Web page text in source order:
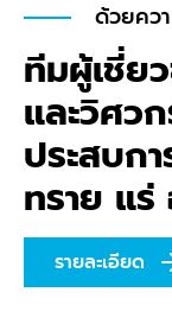
Green
ต้นแบบเ
ชุมชนด้
ผลกระท
ทรัพยาก
รายละเอียด